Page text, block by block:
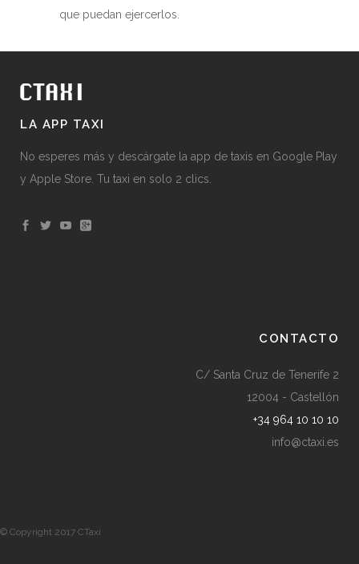
que puedan ejercerlos.
LA APP TAXI
No esperes más y descárgate la app de taxis en Google Play
y Apple Store. Tu taxi en solo 2 clics.
CONTACTO
C/ Santa Cruz de Tenerife 2
12004 - Castellón
+34 964 10 10 10
info@ctaxi.es
© Copyright 2017 CTaxi